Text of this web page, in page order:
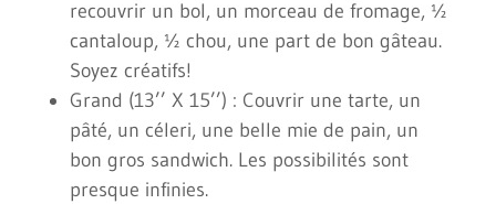
recouvrir un bol, un morceau de fromage, ½
cantaloup, ½ chou, une part de bon gâteau.
Soyez créatifs!
Grand (13’’ X 15’’) : Couvrir une tarte, un
pâté, un céleri, une belle mie de pain, un
bon gros sandwich. Les possibilités sont
presque infinies.